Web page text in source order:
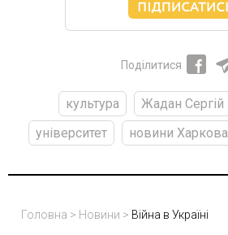
Поділитися
культура Жадан Сергій
університет
новини Харкова
Головна > Новини > Війна в Україні